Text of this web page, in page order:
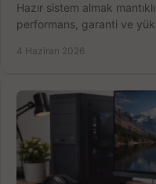
Hazır sistem almak
performans, garanti ve
4 Haziran 2026